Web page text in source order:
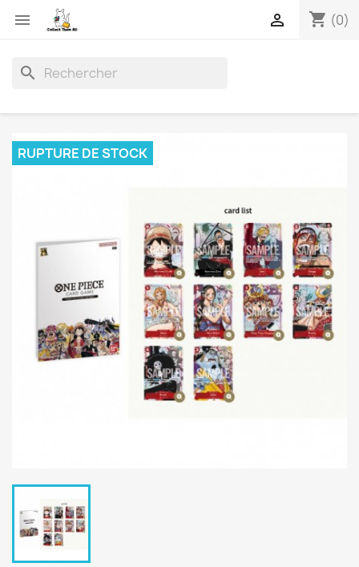
 shopping_cart (0)

search
RUPTURE DE STOCK